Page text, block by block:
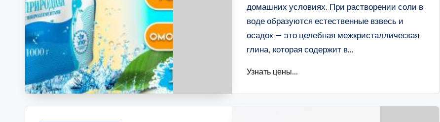
домашних условиях. При растворении соли в
воде образуются естественные взвесь и
осадок — это целебная межкристаллическая
глина, которая содержит в...
Узнать цены...